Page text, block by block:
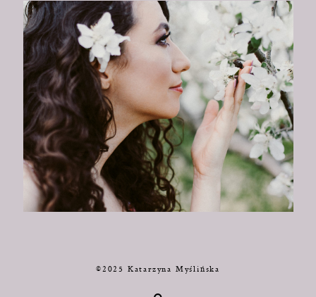
©2025 Katarzyna Myślińska